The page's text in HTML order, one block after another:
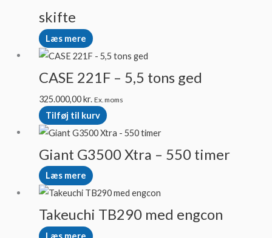
skifte
Læs mere
CASE 221F – 5,5 tons ged
325.000,00kr. Ex. moms
Tilføj til kurv
Giant G3500 Xtra – 550 timer
Læs mere
Takeuchi TB290 med engcon